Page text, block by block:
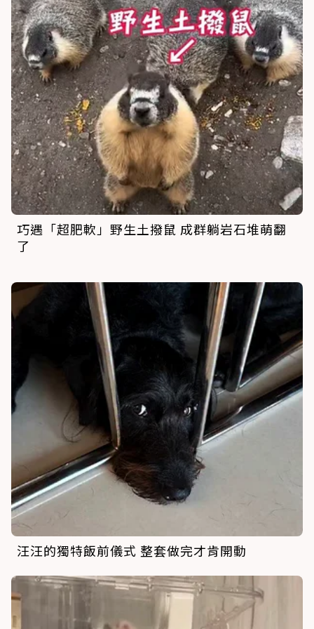
巧遇「超肥軟」野生土撥鼠 成群躺岩石堆萌翻
了
汪汪的獨特飯前儀式 整套做完才肯開動